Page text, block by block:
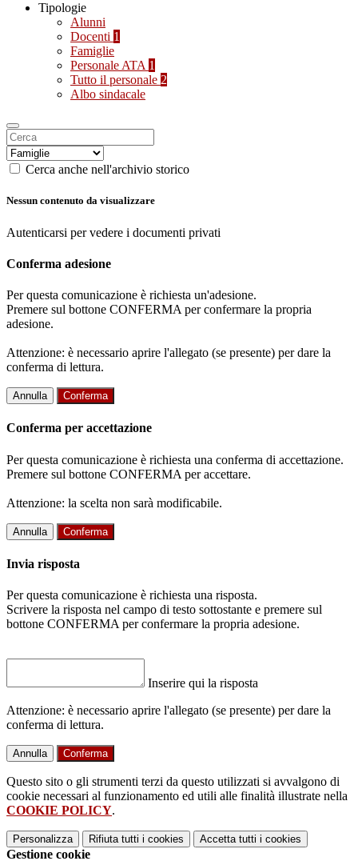
Tipologie
Alunni
Docenti 1
Famiglie
Personale ATA 1
Tutto il personale 2
Albo sindacale
Cerca anche nell'archivio storico
Nessun contenuto da visualizzare
Autenticarsi per vedere i documenti privati
Conferma adesione
Per questa comunicazione è richiesta un'adesione.
Premere sul bottone CONFERMA per confermare la propria
adesione.
Attenzione: è necessario aprire l'allegato (se presente) per dare la
conferma di lettura.
Annulla Conferma
Conferma per accettazione
Per questa comunicazione è richiesta una conferma di accettazione.
Premere sul bottone CONFERMA per accettare.
Attenzione: la scelta non sarà modificabile.
Annulla Conferma
Invia risposta
Per questa comunicazione è richiesta una risposta.
Scrivere la risposta nel campo di testo sottostante e premere sul
bottone CONFERMA per confermare la propria adesione.
Inserire qui la risposta
Attenzione: è necessario aprire l'allegato (se presente) per dare la
conferma di lettura.
Annulla Conferma
Questo sito o gli strumenti terzi da questo utilizzati si avvalgono di
cookie necessari al funzionamento ed utili alle finalità illustrate nella
COOKIE POLICY.
Personalizza Rifiuta tutti i cookies Accetta tutti i cookies
Gestione cookie